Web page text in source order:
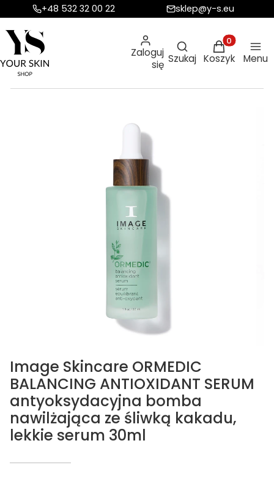
+48 532 32 00 22 sklep@y-s.eu
Zaloguj
się
Otwórz
Szukaj
Produkty w
Koszyk Menu
Image Skincare ORMEDIC
BALANCING ANTIOXIDANT SERUM
antyoksydacyjna bomba
nawilżająca ze śliwką kakadu,
lekkie serum 30ml